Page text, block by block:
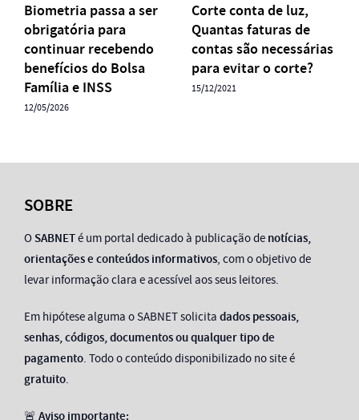
Biometria passa a ser
obrigatória para
continuar recebendo
benefícios do Bolsa
Família e INSS
12/05/2026
Corte conta de luz,
Quantas faturas de
contas são necessárias
para evitar o corte?
15/12/2021
SOBRE
O SABNETé um portal dedicado à publicação de notícias,
orientações e conteúdos informativos, com o objetivo de
levar informação clara e acessível aos seus leitores.
Em hipótese alguma o SABNET solicita dados pessoais,
senhas, códigos, documentos ou qualquer tipo de
pagamento. Todo o conteúdo disponibilizado no site é
gratuito.
🚨 Aviso importante: